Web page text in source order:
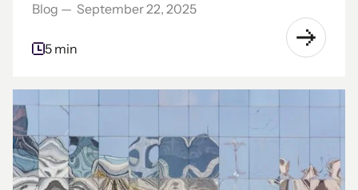
Blog — September 22, 2025
5 min